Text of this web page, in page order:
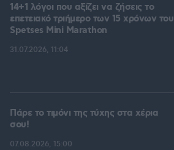
14+1 λόγοι που αξίζει να ζήσεις το
επετειακό τριήμερο των 15 χρόνων του
Spetses Mini Marathon
31.07.2026, 11:04
Πάρε το τιμόνι της τύχης στα χέρια
σου!
07.08.2026, 15:00